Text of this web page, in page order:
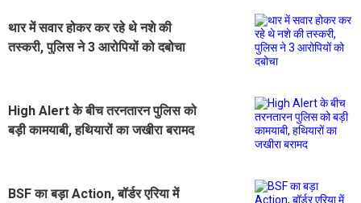
थार में सवार होकर कर रहे थे नशे की
तस्करी, पुलिस ने 3 आरोपियों को दबोचा
High Alert के बीच तरनतारन पुलिस को
बड़ी कामयाबी, हथियारों का जखीरा बरामद
BSF का बड़ा Action, बॉर्डर एरिया में